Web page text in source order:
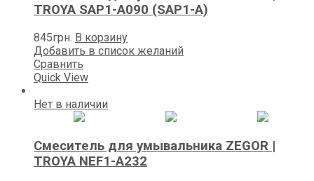
TROYA SAP1-A090 (SAP1-A)
845грн. В корзину
Добавить в список желаний
Сравнить
Quick View
Нет в наличии
Смеситель для умывальника ZEGOR |
TROYA NEF1-A232